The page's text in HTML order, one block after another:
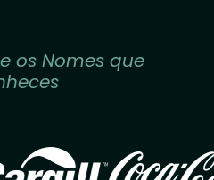
os Nomes que
Image